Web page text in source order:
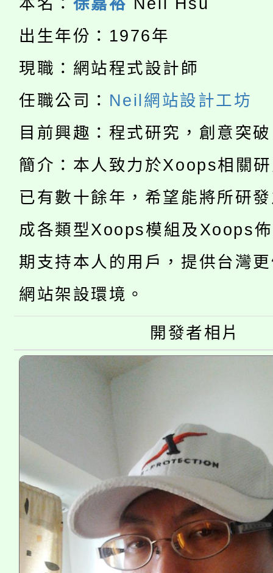
半價優惠，詳情可洽有
者。
份教師研習
淨零綠生活教案入校路
會
115年食農教育專業人
程
「本色祭」8/29、30在
場熱烈登場!
8/21下午1時於龍潭區
徵才活動。
YOUNG桃局內行報名
局官網。
8月14至27日，桃園電
開!
115年桃園市運動會8/
田徑場及游泳池舉行。
桃園市低收入戶享有免
視費優惠，中低收入戶
半價優惠，詳情可洽有
者。
大園自造教育及科技中
份教師增能研習
大溪自造教育及科技中
份教師研習
淨零綠生活教案入校路
會
115年食農教育專業人
本名： 徐嘉裕 Neil Hsu
出生年份：1976年
現職：網站程式設計師
任職公司： Neil網站設計工坊
目前興趣：程式研究，創意突
簡介：本人致力於Xoops相關
已有數十餘年，希望能將所研
成各類型Xoops模組及Xoops
期支持本人的用戶，提供台灣
網站架設環境。
開發者相片